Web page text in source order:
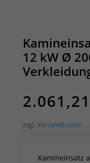
12 kW Ø
2.061,21
zzgl. Versandkosten
Kamineinsatz